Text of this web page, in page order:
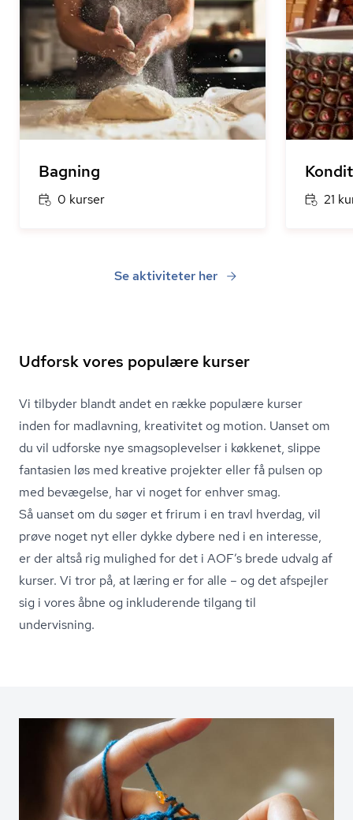
Bagning
0 kurser 21
Se aktiviteter her
Udforsk vores populære kurser
Vi tilbyder blandt andet en række populære kurser
inden for madlavning, kreativitet og motion. Uanset om
du vil udforske nye smags­op­le­vel­ser i køkkenet, slippe
fantasien løs med kreative projekter eller få pulsen op
med bevægelse, har vi noget for enhver smag.
Så uanset om du søger et frirum i en travl hverdag, vil
prøve noget nyt eller dykke dybere ned i en interesse,
er der altså rig mulighed for det i AOF’s brede udvalg af
kurser. Vi tror på, at læring er for alle – og det afspejler
sig i vores åbne og inkluderende tilgang til
undervisning.